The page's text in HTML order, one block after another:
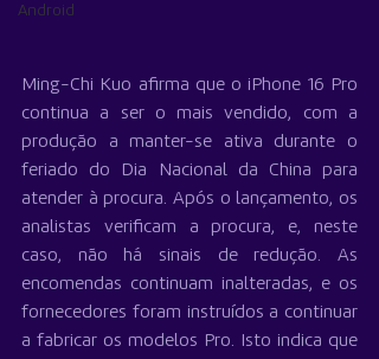
Android
Ming-Chi Kuo afirma que o iPhone 16 Pro
continua a ser o mais vendido, com a
produção a manter-se ativa durante o
feriado do Dia Nacional da China para
atender à procura. Após o lançamento, os
analistas verificam a procura, e, neste
caso, não há sinais de redução. As
encomendas continuam inalteradas, e os
fornecedores foram instruídos a continuar
a fabricar os modelos Pro. Isto indica que